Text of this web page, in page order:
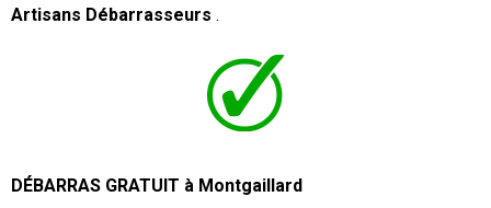
Artisans Débarrasseurs .
DÉBARRAS GRATUIT à Montgaillard